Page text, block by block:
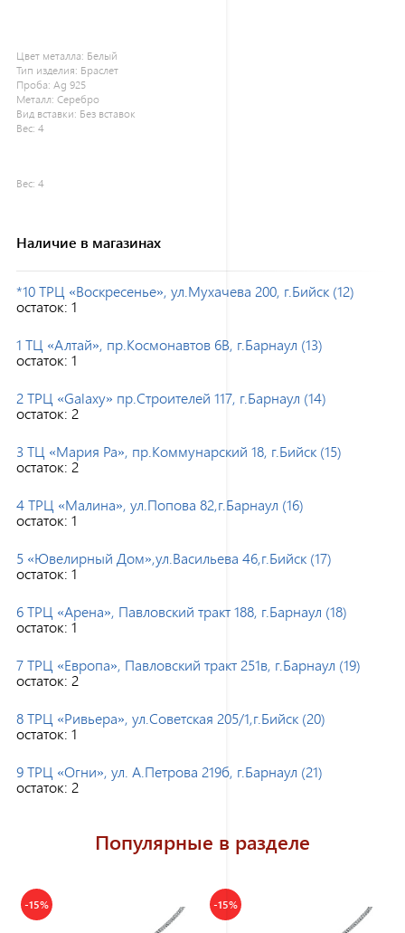
Цвет металла: Белый
Тип изделия: Браслет
Проба: Ag 925
Металл: Серебро
Вид вставки: Без вставок
Вес: 4
Вес: 4
Наличие в магазинах
*10 ТРЦ «Воскресенье», ул.Мухачева 200, г.Бийск (12)
остаток: 1
1 ТЦ «Алтай», пр.Космонавтов 6В, г.Барнаул (13)
остаток: 1
2 ТРЦ «Galaxy» пр.Строителей 117, г.Барнаул (14)
остаток: 2
3 ТЦ «Мария Ра», пр.Коммунарский 18, г.Бийск (15)
остаток: 2
4 ТРЦ «Малина», ул.Попова 82,г.Барнаул (16)
остаток: 1
5 «Ювелирный Дом»,ул.Васильева 46,г.Бийск (17)
остаток: 1
6 ТРЦ «Арена», Павловский тракт 188, г.Барнаул (18)
остаток: 1
7 ТРЦ «Европа», Павловский тракт 251в, г.Барнаул (19)
остаток: 2
8 ТРЦ «Ривьера», ул.Советская 205/1,г.Бийск (20)
остаток: 1
9 ТРЦ «Огни», ул. А.Петрова 219б, г.Барнаул (21)
остаток: 2
Популярные в разделе
-15% -15%